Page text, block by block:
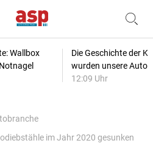
Wallbox
Die Geschichte der
wurden unsere
12:09 Uhr
im Jahr 2020 gesunken